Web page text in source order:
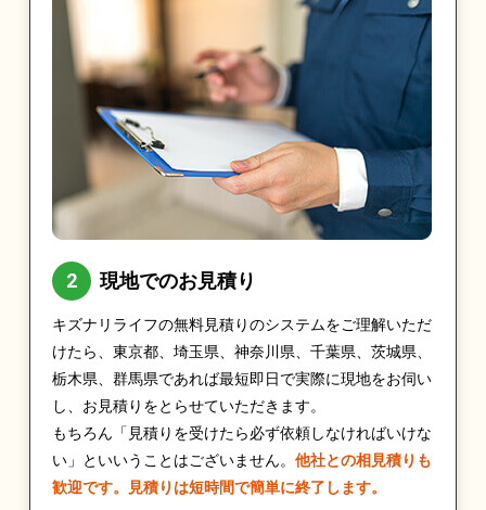
現地でのお見積り
キズナリライフの無料見積りのシステムをご理解いただ
けたら、東京都、埼玉県、神奈川県、千葉県、茨城県、
栃木県、群馬県であれば最短即日で実際に現地をお伺い
し、お見積りをとらせていただきます。
もちろん「見積りを受けたら必ず依頼しなければいけな
い」といいうことはございません。 他社との相見積りも
歓迎です。見積りは短時間で簡単に終了します。